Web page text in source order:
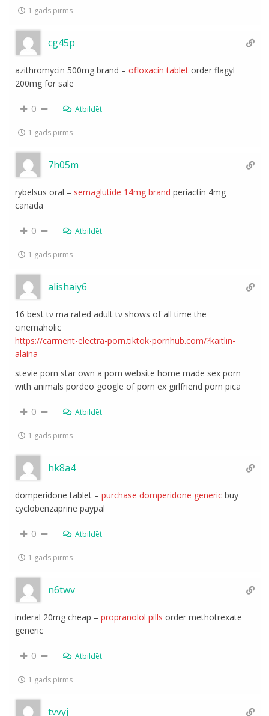
1 gads pirms
cg45p
azithromycin 500mg brand –ofloxacin tablet order flagyl
200mg for sale
0 Atbildēt
1 gads pirms
7h05m
rybelsus oral – semaglutide 14mg brand periactin 4mg
canada
0 Atbildēt
1 gads pirms
alishaiy6
16 best tv ma rated adult tv shows of all time the
cinemaholic
https://carment-electra-porn.tiktok-pornhub.com/?kaitlin-
alaina
stevie porn star own a porn website home made sex porn
with animals pordeo google of porn ex girlfriend porn pica
0 Atbildēt
1 gads pirms
hk8a4
domperidone tablet –purchase domperidone generic buy
cyclobenzaprine paypal
0 Atbildēt
1 gads pirms
n6twv
inderal 20mg cheap –propranolol pills order methotrexate
generic
0 Atbildēt
1 gads pirms
tvvyj